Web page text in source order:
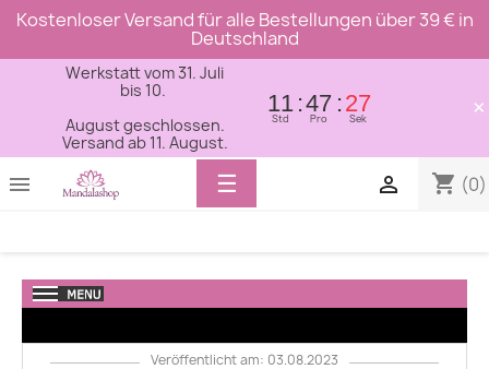
Kostenloser Versand für alle Bestellungen über 39 € in
Deutschland
Werkstatt vom 31. Juli
bis 10.
August geschlossen.
Versand ab 11. August.
11
Std
47
Pro
26
Sek ×
 shopping_cart (0)

Toggle
navigation
☰
Veröffentlicht am: 03.08.2023